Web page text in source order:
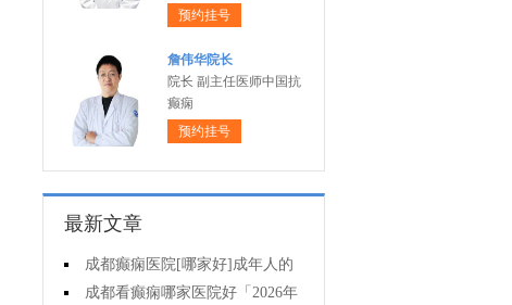
预约挂号
詹伟华院长
院长 副主任医师中国抗
癫痫
预约挂号
最新文章
成都癫痫医院[哪家好]成年人的
癫痫能自己恢复吗?
成都看癫痫哪家医院好「2026年